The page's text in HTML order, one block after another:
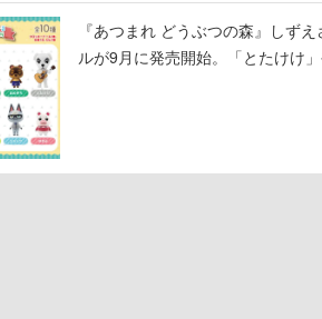
『あつまれ どうぶつの森』しず
ルが9月に発売開始。「とたけけ